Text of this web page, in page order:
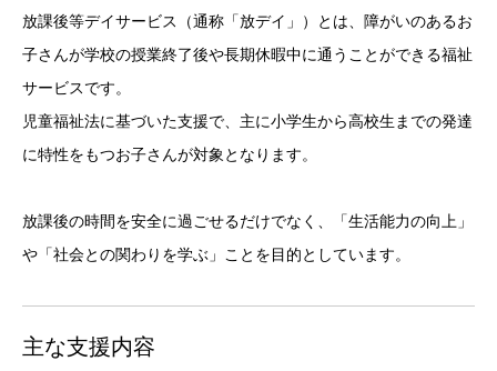
放課後等デイサービス（通称「放デイ」）とは、障がいのあるお
子さんが学校の授業終了後や長期休暇中に通うことができる福祉
サービスです。
児童福祉法に基づいた支援で、主に小学生から高校生までの発達
に特性をもつお子さんが対象となります。
放課後の時間を安全に過ごせるだけでなく、「生活能力の向上」
や「社会との関わりを学ぶ」ことを目的としています。
主な支援内容